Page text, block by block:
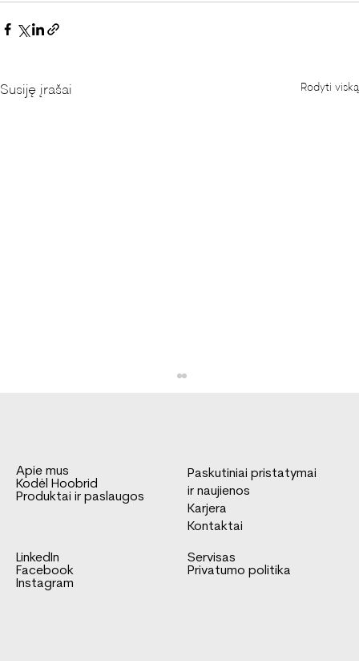
Susiję įrašai Rodyti viską
FNA tipo kėbulas Mercedes-Benz
Sprinter važiuoklei
Apie mus
Kodėl Hoobrid
Produktai ir paslaugos
Paskutiniai pristatymai
ir naujienos
Karjera
Kontaktai
Servisas
Privatumo politika
LinkedIn
Facebook
Instagram